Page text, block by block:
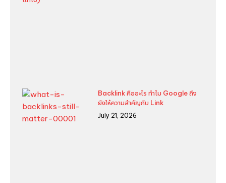
Backlink คืออะไร ทำไม Google ถึง
ยังให้ความสำคัญกับ Link
July 21, 2026